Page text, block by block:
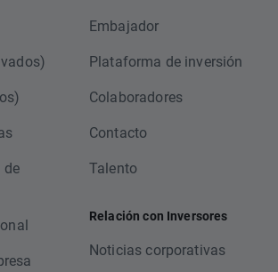
de
Embajador
Plataforma de inversión
Colaboradores
Contacto
Talento
Relación con Inversores
Noticias corporativas